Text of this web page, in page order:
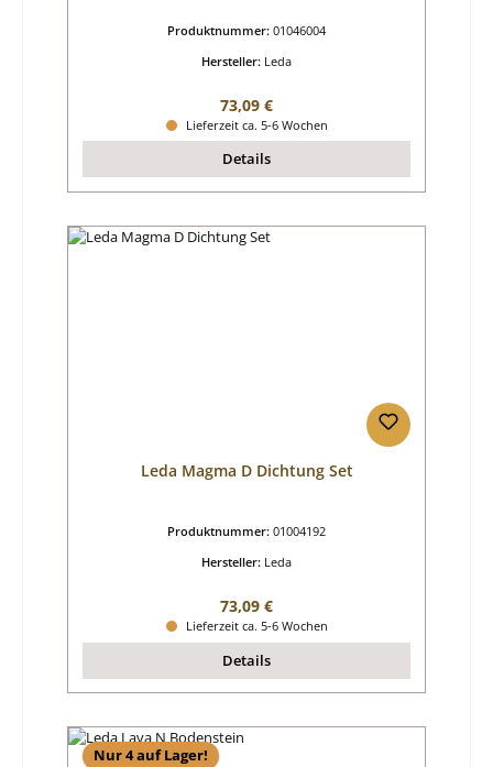
Produktnummer: 01046004
Hersteller: Leda
Regulärer Preis:
73,09 €
Lieferzeit ca. 5-6 Wochen
Details
Leda Magma D Dichtung Set
Produktnummer: 01004192
Hersteller: Leda
Regulärer Preis:
73,09 €
Lieferzeit ca. 5-6 Wochen
Details
Nur 4 auf Lager!